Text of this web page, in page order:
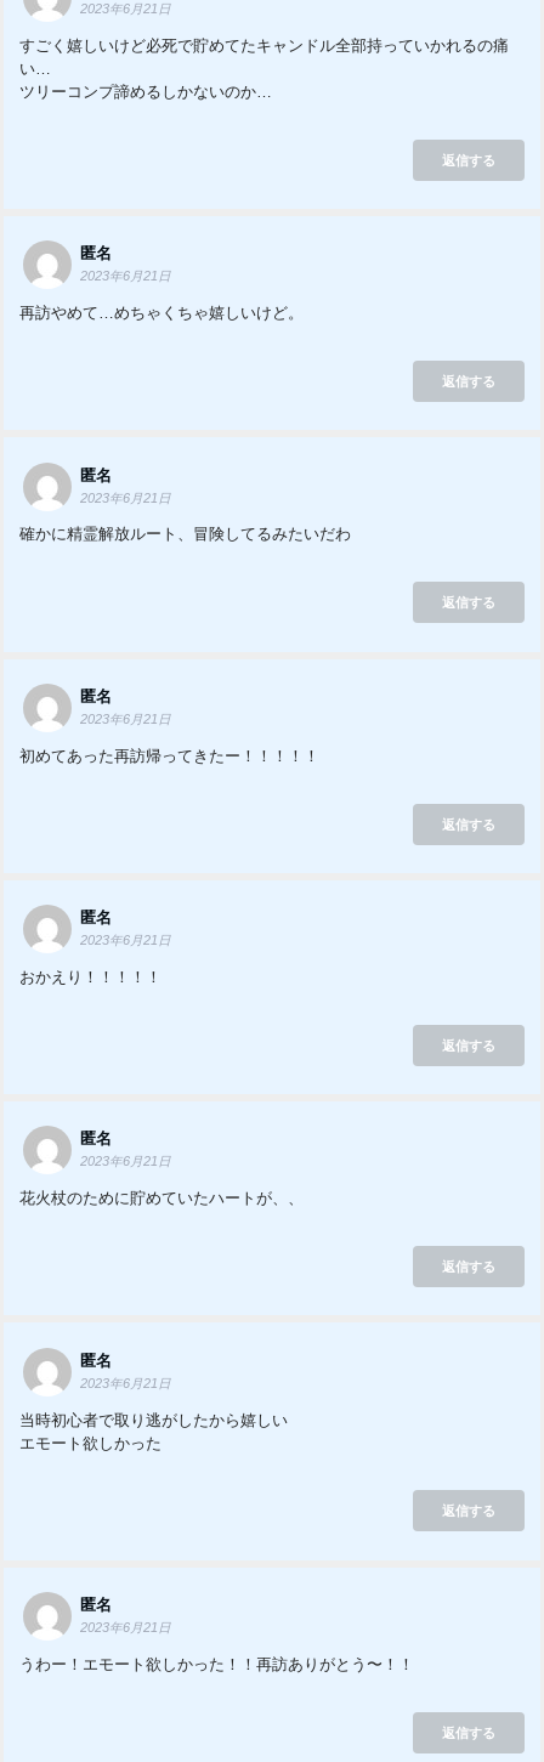
2023年6月21日
すごく嬉しいけど必死で貯めてたキャンドル全部持っていかれるの痛
い…
ツリーコンプ諦めるしかないのか…
返信する
匿名
2023年6月21日
再訪やめて…めちゃくちゃ嬉しいけど。
返信する
匿名
2023年6月21日
確かに精霊解放ルート、冒険してるみたいだわ
返信する
匿名
2023年6月21日
初めてあった再訪帰ってきたー！！！！！
返信する
匿名
2023年6月21日
おかえり！！！！！
返信する
匿名
2023年6月21日
花火杖のために貯めていたハートが、、
返信する
匿名
2023年6月21日
当時初心者で取り逃がしたから嬉しい
エモート欲しかった
返信する
匿名
2023年6月21日
うわー！エモート欲しかった！！再訪ありがとう〜！！
返信する